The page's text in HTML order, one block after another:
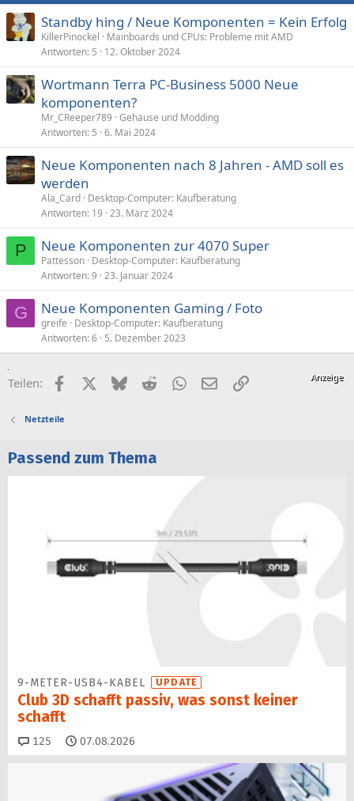
Standby hing / Neue Komponenten = Kein Erfolg
KillerPinockel
Mainboards und CPUs: Probleme mit AMD
Antworten 5 12. Oktober 2024
Wortmann Terra PC-Business 5000 Neue
komponenten?
Mr_CReeper789 Gehäuse und Modding
Antworten 5 6. Mai 2024
Neue Komponenten nach 8 Jahren - AMD soll es
werden
Ala_Card Desktop-Computer: Kaufberatung
Antworten 19 23. März 2024
P Neue Komponenten zur 4070 Super
Pattesson Desktop-Computer: Kaufberatung
Antworten 9 23. Januar 2024
G Neue Komponenten Gaming / Foto
greife
Desktop-Computer: Kaufberatung
Antworten 6 5. Dezember 2023
Teilen: FacebookX (Twitter)
BlueskyRedditWhatsApp
E-MailLink
Netzteile
Passend zum Thema
9-METER-USB4-KABEL UPDATE
Club 3D schafft passiv, was sonst keiner
schafft
125 Kommentare
07.08.2026